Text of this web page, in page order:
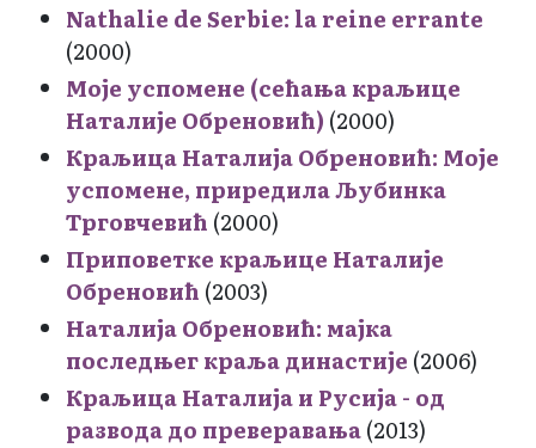
Nathalie de Serbie: la reine errante
(2000)
Моје успомене (сећања краљице
Наталије Обреновић) (2000)
Краљица Наталија Обреновић: Моје
успомене, приредила Љубинка
Трговчевић (2000)
Приповетке краљице Наталије
Обреновић (2003)
Наталија Обреновић: мајка
последњег краља династије (2006)
Краљица Наталија и Русија - од
развода до преверавања(2013)